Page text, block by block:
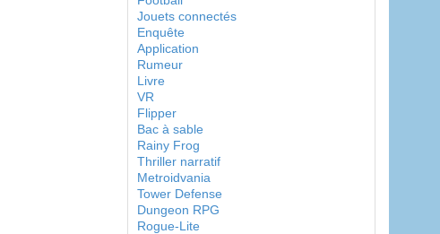
Jouets connectés
Enquête
Application
Rumeur
Livre
VR
Flipper
Bac à sable
Rainy Frog
Thriller narratif
Metroidvania
Tower Defense
Dungeon RPG
Rogue-Lite